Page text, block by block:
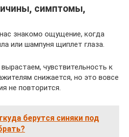
симптомы,
знакомо ощущение, когда
или шампуня щиплет глаза.
чувствительность к
снижается, но это вовсе
не повторится.
берутся синяки под